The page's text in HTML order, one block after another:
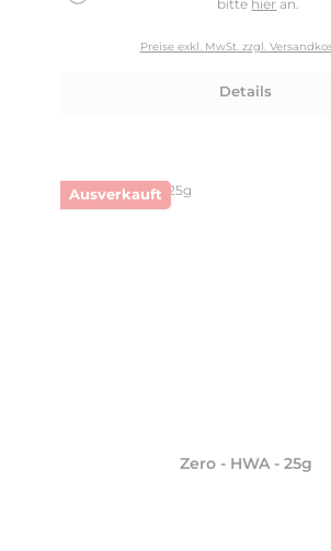
bitte hier an.
Preise exkl. MwSt. zzgl.
Details
Ausverkauft
Zero - HWA - 25g